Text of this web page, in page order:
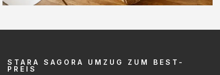
STARA SAGORA UMZUG ZUM BEST-
PREIS